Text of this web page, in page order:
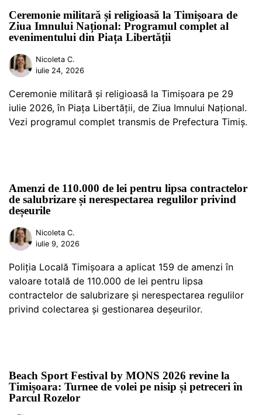
Ceremonie militară și religioasă la Timișoara de
Ziua Imnului Național: Programul complet al
evenimentului din Piața Libertății
Nicoleta C.
iulie 24, 2026
Ceremonie militară și religioasă la Timișoara pe 29
iulie 2026, în Piața Libertății, de Ziua Imnului Național.
Vezi programul complet transmis de Prefectura Timiș.
Amenzi de 110.000 de lei pentru lipsa contractelor
de salubrizare și nerespectarea regulilor privind
deșeurile
Nicoleta C.
iulie 9, 2026
Poliția Locală Timișoara a aplicat 159 de amenzi în
valoare totală de 110.000 de lei pentru lipsa
contractelor de salubrizare și nerespectarea regulilor
privind colectarea și gestionarea deșeurilor.
Beach Sport Festival by MONS 2026 revine la
Timișoara: Turnee de volei pe nisip și petreceri în
Parcul Rozelor